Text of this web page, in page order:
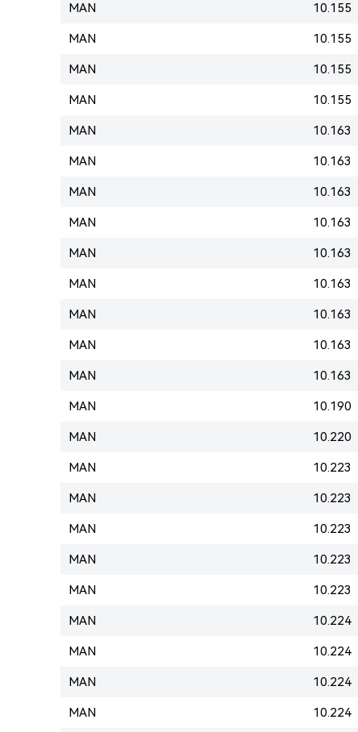
MAN 10.155
MAN 10.155
MAN 10.155
MAN 10.155
MAN 10.163
MAN 10.163
MAN 10.163
MAN 10.163
MAN 10.163
MAN 10.163
MAN 10.163
MAN 10.163
MAN 10.163
MAN 10.190
MAN 10.220
MAN 10.223
MAN 10.223
MAN 10.223
MAN 10.223
MAN 10.223
MAN 10.224
MAN 10.224
MAN 10.224
MAN 10.224